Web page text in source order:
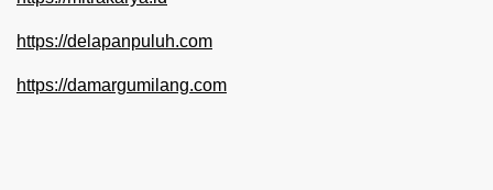
https://delapanpuluh.com
https://damargumilang.com